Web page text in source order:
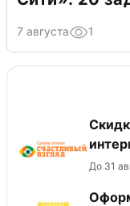
7 августа 1
До 31